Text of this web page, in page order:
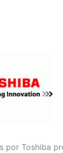
por Toshiba